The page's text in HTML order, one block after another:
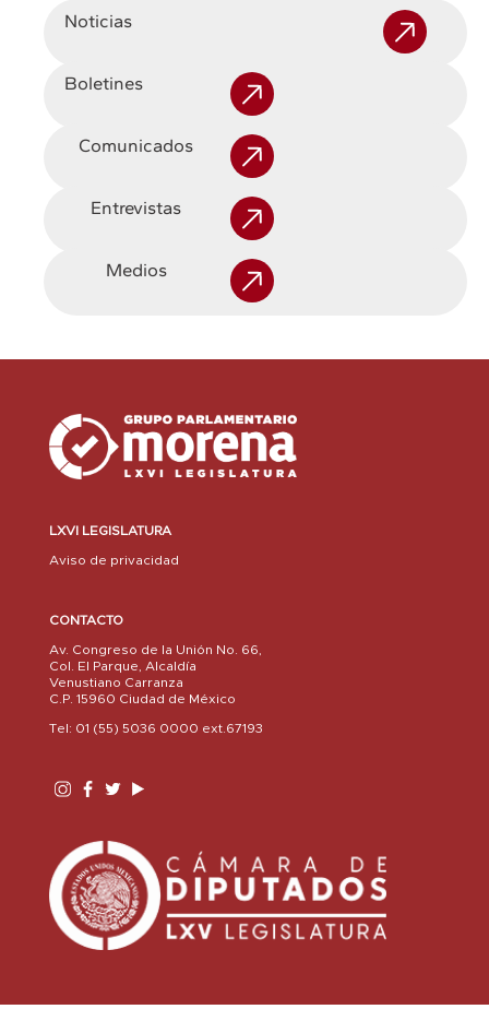
Noticias
Boletines
Comunicados
Entrevistas
Medios
LXVI LEGISLATURA
Aviso de privacidad
CONTACTO
Av. Congreso de la Unión No. 66,
Col. El Parque, Alcaldía
Venustiano Carranza
C.P. 15960 Ciudad de México
Tel: 01 (55) 5036 0000 ext.67193